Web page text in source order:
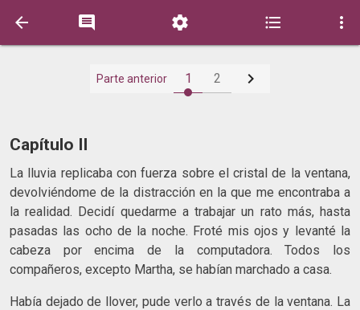
    
Parte anterior 1 2 
Capítulo II
La lluvia replicaba con fuerza sobre el cristal de la ventana,
devolviéndome de la distracción en la que me encontraba a
la rea­lidad. Decidí quedarme a trabajar un rato más, hasta
pasadas las ocho de la noche. Froté mis ojos y levanté la
cabeza por encima de la computadora. Todos los
compañeros, excepto Martha, se habían marchado a casa.
Había dejado de llover, pude verlo a través de la ventana. La